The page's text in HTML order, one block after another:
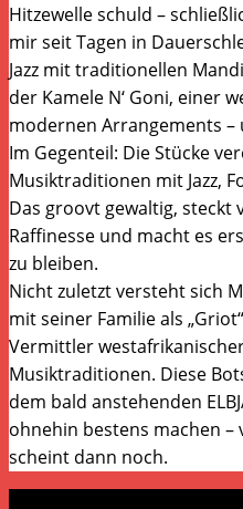
Hitzewelle schuld –
mir seit Tagen in
Jazz mit traditionellen
der Kamele N‘ Goni, einer
modernen Arrangements
Im Gegenteil: Die Stücke
Musiktraditionen mit Jazz,
Das groovt gewaltig,
Raffinesse und macht es
zu bleiben.
Nicht zuletzt versteht sich
mit seiner Familie als
Vermittler
Musiktraditionen. Diese
dem bald anstehenden
ohnehin bestens machen –
scheint dann noch.